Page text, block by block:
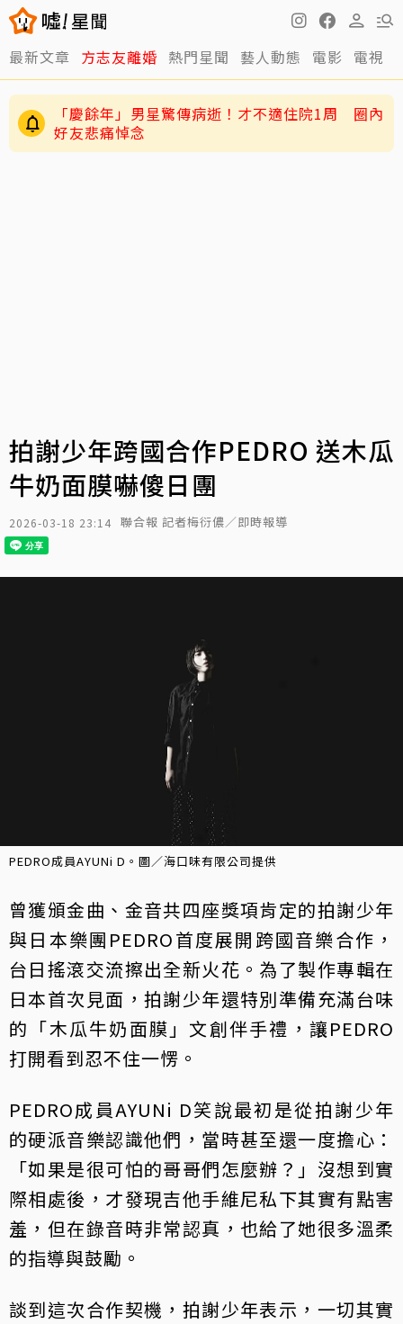
最新文章 方志友離婚 熱門星聞 藝人動態 電影 電視
「慶餘年」男星驚傳病逝！才不適住院1周 圈內
好友悲痛悼念
拍謝少年跨國合作PEDRO 送木瓜
牛奶面膜嚇傻日團
2026-03-18 23:14 聯合報 記者梅衍儂／即時報導
PEDRO成員AYUNi D。圖／海口味有限公司提供
曾獲頒金曲、金音共四座獎項肯定的拍謝少年
與日本樂團PEDRO首度展開跨國音樂合作，
台日搖滾交流擦出全新火花。為了製作專輯在
日本首次見面，拍謝少年還特別準備充滿台味
的「木瓜牛奶面膜」文創伴手禮，讓PEDRO
打開看到忍不住一愣。
PEDRO成員AYUNi D笑說最初是從拍謝少年
的硬派音樂認識他們，當時甚至還一度擔心：
「如果是很可怕的哥哥們怎麼辦？」沒想到實
際相處後，才發現吉他手維尼私下其實有點害
羞，但在錄音時非常認真，也給了她很多溫柔
的指導與鼓勵。
談到這次合作契機，拍謝少年表示，一切其實